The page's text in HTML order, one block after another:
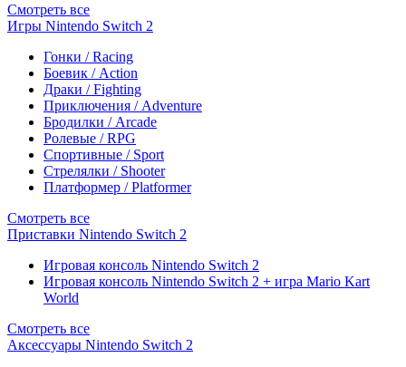
Смотреть все
Игры Nintendo Switch 2
Гонки / Racing
Боевик / Action
Драки / Fighting
Приключения / Adventure
Бродилки / Arcade
Ролевые / RPG
Спортивные / Sport
Стрелялки / Shooter
Платформер / Platformer
Смотреть все
Приставки Nintendo Switch 2
Игровая консоль Nintendo Switch 2
Игровая консоль Nintendo Switch 2 + игра Mario Kart
World
Смотреть все
Аксессуары Nintendo Switch 2